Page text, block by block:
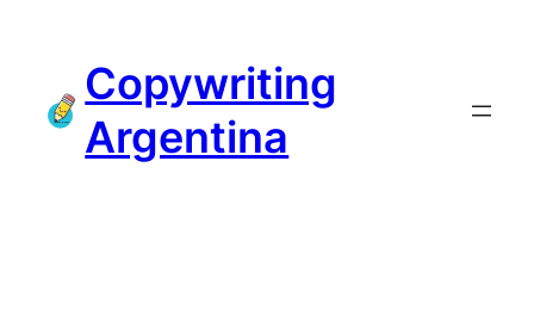
contenidoCopywriting
Argentina